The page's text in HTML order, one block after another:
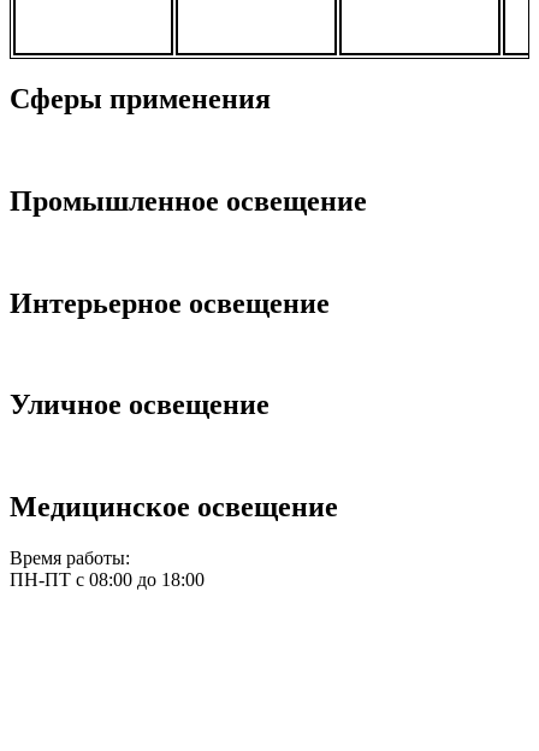
Сферы применения
Промышленное освещение
Интерьерное освещение
Уличное освещeние
Медицинское освещение
Время работы:
ПН-ПТ с 08:00 до 18:00